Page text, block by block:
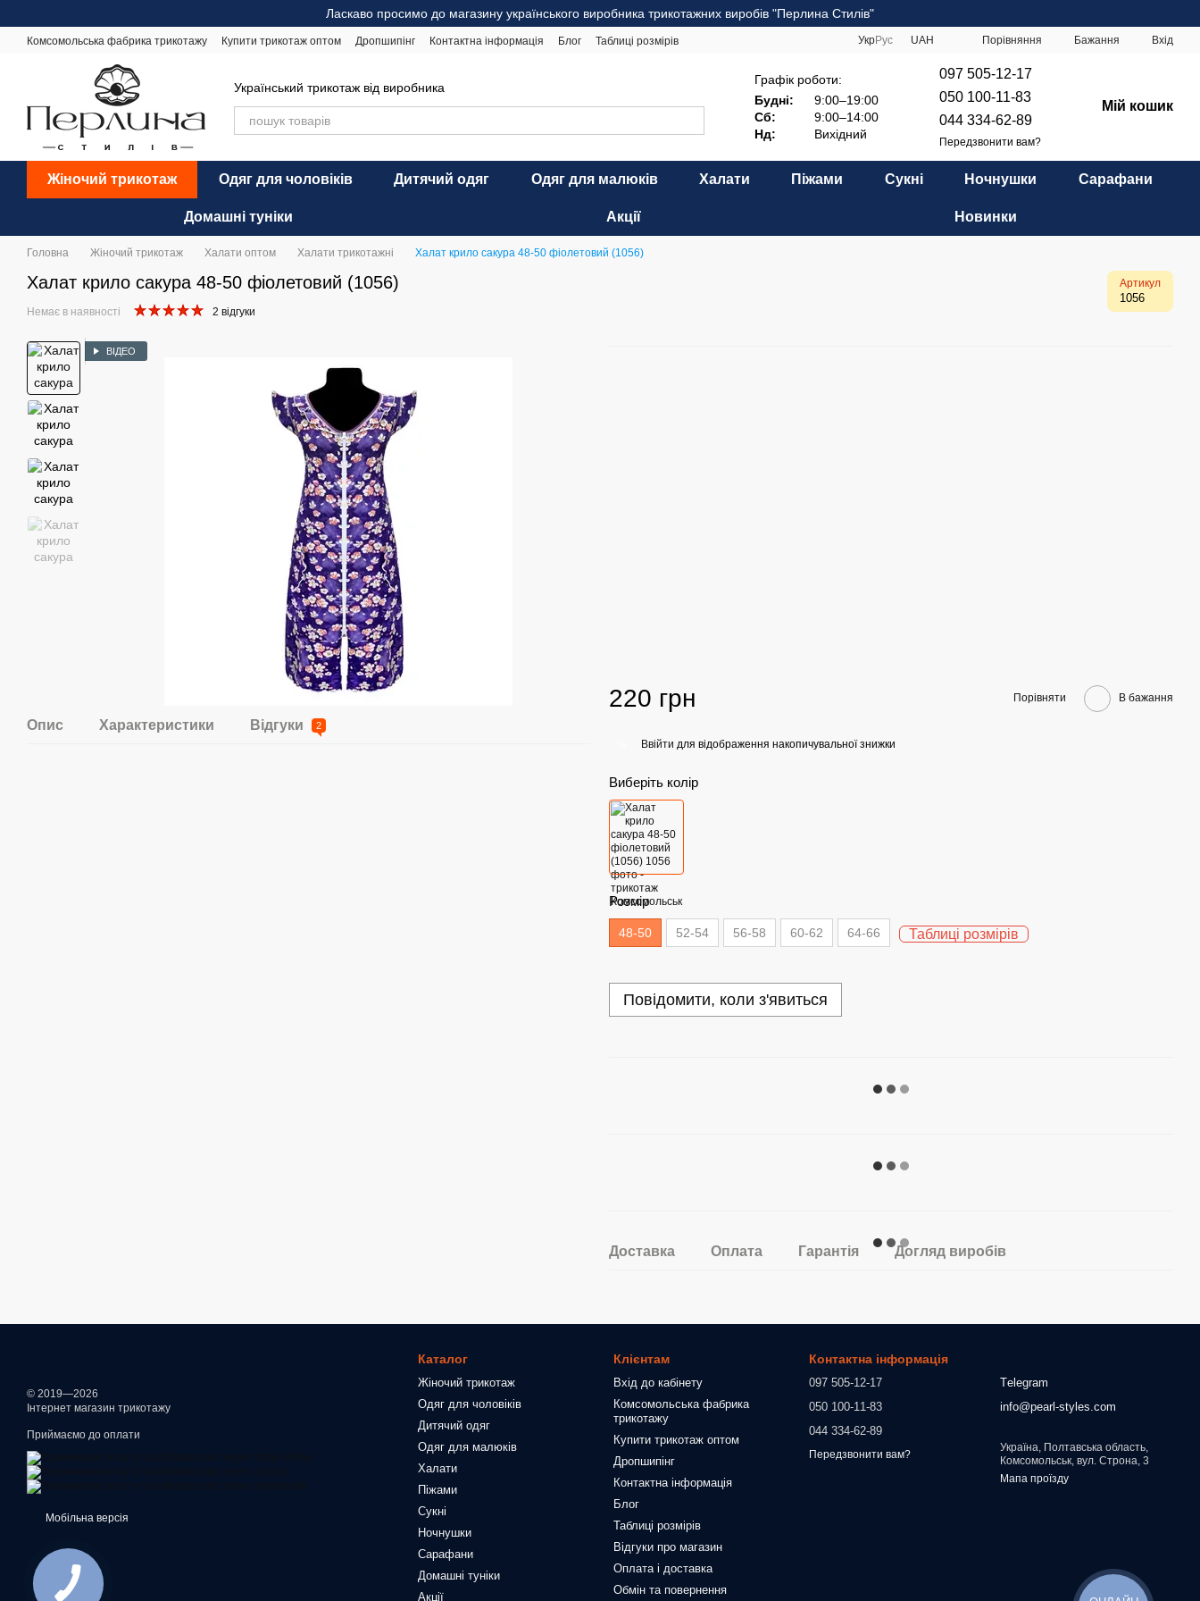
Ласкаво просимо до магазину українського виробника трикотажних виробів "Перлина Стилів"
Комсомольська фабрика трикотажу Купити трикотаж оптом Дропшипінг Контактна інформація Блог
Таблиці розмірів
УкрРус UAH Порівняння Бажання Вхід
Український трикотаж від виробника
Графік роботи:
Будні:
9:00–19:00
Сб:
9:00–14:00
Нд:
Вихідний
097 505-12-17
050 100-11-83
044 334-62-89
Передзвонити вам?
Мій кошик
Жіночий трикотаж Одяг для чоловіків Дитячий одяг Одяг для малюків Халати Піжами Сукні Ночнушки Сарафани
Домашні туніки Акції Новинки
Головна Жіночий трикотаж Халати оптом Халати трикотажні Халат крило сакура 48-50 фіолетовий (1056)
Халат крило сакура 48-50 фіолетовий (1056) Артикул
1056
Немає в наявності 2 відгуки
ВІДЕО
Опис Характеристики Відгуки 2
220 грн Порівняти В бажання
Ввійти для відображення накопичувальної знижки
Виберіть колір
Розмір
48-50 52-54 56-58 60-62 64-66 Таблиці розмірів
Повідомити, коли з'явиться
Доставка Оплата Гарантія Догляд виробів
© 2019—2026
Інтернет магазин трикотажу
Приймаємо до оплати
Мобільна версія
Каталог
Жіночий трикотаж
Одяг для чоловіків
Дитячий одяг
Одяг для малюків
Халати
Піжами
Сукні
Ночнушки
Сарафани
Домашні туніки
Акції
Клієнтам
Вхід до кабінету
Комсомольська фабрика
трикотажу
Купити трикотаж оптом
Дропшипінг
Контактна інформація
Блог
Таблиці розмірів
Відгуки про магазин
Оплата і доставка
Обмін та повернення
Контактна інформація
097 505-12-17
050 100-11-83
044 334-62-89
Передзвонити вам?
Тelegram
info@pearl-styles.com
Україна, Полтавська область,
Комсомольськ, вул. Строна, 3
Мапа проїзду